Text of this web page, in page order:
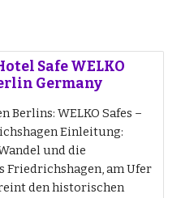
Safe WELKO
Germany
Berlins: WELKO Safes –
Einleitung:
und die
Friedrichshagen, am Ufer
den historischen